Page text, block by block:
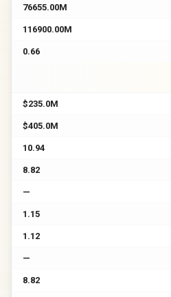
76655.00M
116900.00M
0.66
$235.0M
$405.0M
10.94
8.82
—
1.15
1.12
—
8.82